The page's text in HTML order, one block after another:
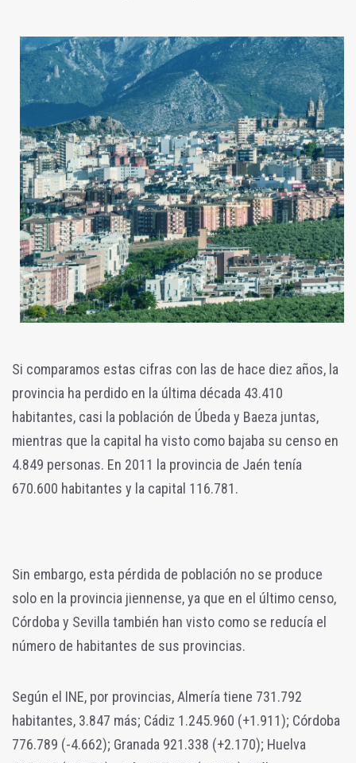
Si comparamos estas cifras con las de hace diez años, la
provincia ha perdido en la última década 43.410
habitantes, casi la población de Úbeda y Baeza juntas,
mientras que la capital ha visto como bajaba su censo en
4.849 personas. En 2011 la provincia de Jaén tenía
670.600 habitantes y la capital 116.781.
Sin embargo, esta pérdida de población no se produce
solo en la provincia jiennense, ya que en el último censo,
Córdoba y Sevilla también han visto como se reducía el
número de habitantes de sus provincias.
Según el INE, por provincias, Almería tiene 731.792
habitantes, 3.847 más; Cádiz 1.245.960 (+1.911); Córdoba
776.789 (-4.662); Granada 921.338 (+2.170); Huelva